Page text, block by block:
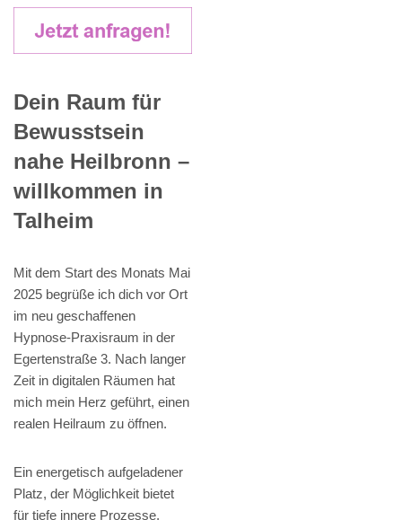
Dein Raum für
Bewusstsein
nahe Heilbronn –
willkommen in
Talheim
Mit dem Start des Monats Mai
2025 begrüße ich dich vor Ort
im neu geschaffenen
Hypnose-Praxisraum in der
Egertenstraße 3. Nach langer
Zeit in digitalen Räumen hat
mich mein Herz geführt, einen
realen Heilraum zu öffnen.
Ein energetisch aufgeladener
Platz, der Möglichkeit bietet
für tiefe innere Prozesse,